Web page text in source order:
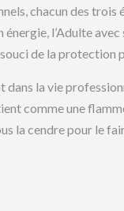
chacun des
énergie, l’Adulte
de la protection
dans la vie
comme une
la cendre pour le